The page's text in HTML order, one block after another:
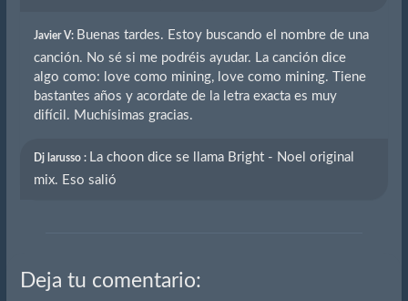
Javier V: Buenas tardes. Estoy buscando el nombre de una
canción. No sé si me podréis ayudar. La canción dice
algo como: love como mining, love como mining. Tiene
bastantes años y acordate de la letra exacta es muy
difícil. Muchísimas gracias.
Dj larusso : La choon dice se llama Bright - Noel original
mix. Eso salió
Deja tu comentario: